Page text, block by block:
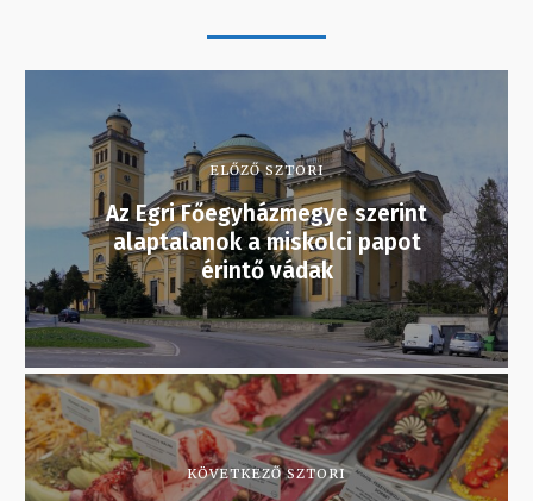
ELŐZŐ SZTORI
Az Egri Főegyházmegye szerint
alaptalanok a miskolci papot
érintő vádak
KÖVETKEZŐ SZTORI